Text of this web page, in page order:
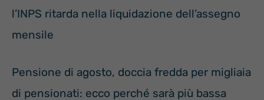
l’INPS ritarda nella liquidazione dell’assegno
mensile
Pensione di agosto, doccia fredda per migliaia
di pensionati: ecco perché sarà più bassa